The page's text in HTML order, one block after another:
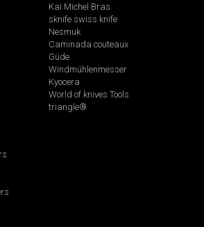
Kai Michel Bras
sknife swiss knife
Nesmuk
Caminada couteaux
Güde
Windmühlenmesser
Kyocera
World of knives Tools
triangle®